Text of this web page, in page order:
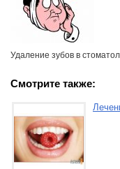
Удаление зубов в
Смотрите также: